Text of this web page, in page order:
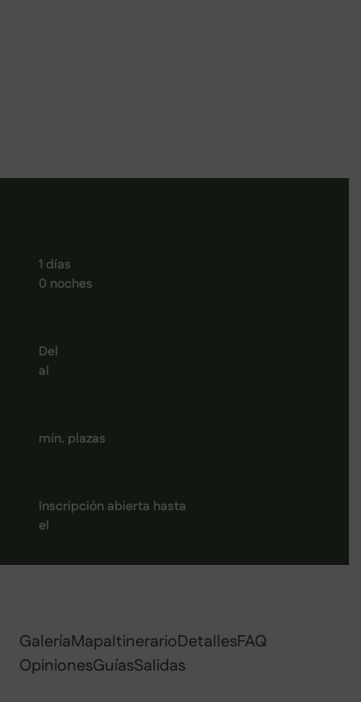
1 días
0 noches
Del
al
mín. plazas
Inscripción abierta hasta
el
GaleríaMapaItinerarioDetallesFAQ
OpinionesGuíasSalidas